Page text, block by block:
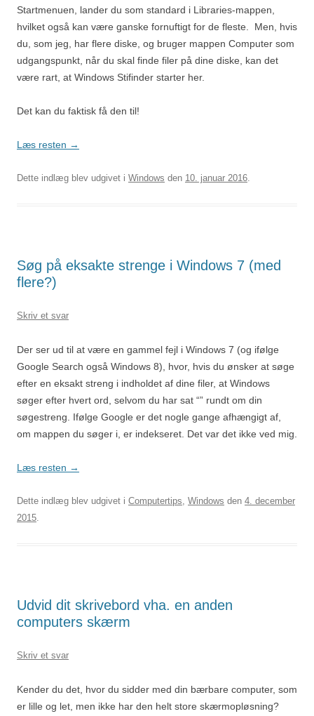
Startmenuen, lander du som standard i Libraries-mappen,
hvilket også kan være ganske fornuftigt for de fleste. Men, hvis
du, som jeg, har flere diske, og bruger mappen Computer som
udgangspunkt, når du skal finde filer på dine diske, kan det
være rart, at Windows Stifinder starter her.
Det kan du faktisk få den til!
Læs resten →
Dette indlæg blev udgivet i Windows den 10. januar 2016
Søg på eksakte strenge i Windows 7 (med
flere?)
Skriv et svar
Der ser ud til at være en gammel fejl i Windows 7 (og ifølge
Google Search også Windows 8), hvor, hvis du ønsker at søge
efter en eksakt streng i indholdet af dine filer, at Windows
søger efter hvert ord, selvom du har sat “” rundt om din
søgestreng. Ifølge Google er det nogle gange afhængigt af,
om mappen du søger i, er indekseret. Det var det ikke ved mig.
Læs resten →
Dette indlæg blev udgivet i Computertips Windows den 4. december
2015
Udvid dit skrivebord vha. en anden
computers skærm
Skriv et svar
Kender du det, hvor du sidder med din bærbare computer, som
er lille og let, men ikke har den helt store skærmopløsning?